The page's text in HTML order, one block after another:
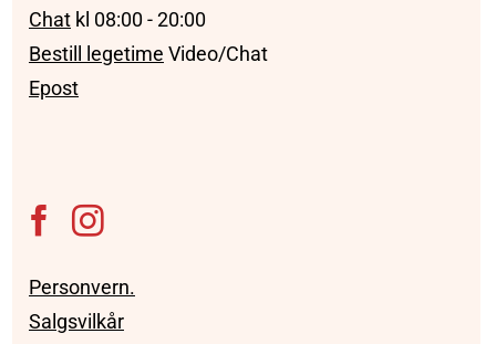
Chat kl 08:00 - 20:00
Bestill legetime Video/Chat
Epost
Personvern.
Salgsvilkår